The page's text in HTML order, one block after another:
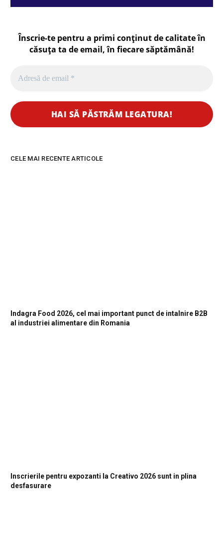
Înscrie-te pentru a primi conținut de calitate în
căsuța ta de email, în fiecaresăptămână!
CELE MAI RECENTE ARTICOLE
Indagra Food 2026, cel mai important punct de intalnire B2B
al industriei alimentare din Romania
Inscrierile pentru expozanti la Creativo 2026 sunt in plina
desfasurare